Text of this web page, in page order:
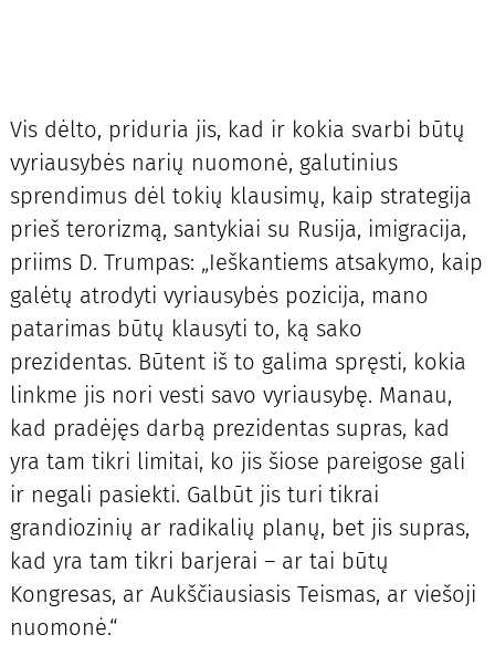
Vis dėlto, priduria jis, kad ir kokia svarbi būtų
vyriausybės narių nuomonė, galutinius
sprendimus dėl tokių klausimų, kaip strategija
prieš terorizmą, santykiai su Rusija, imigracija,
priims D. Trumpas: „Ieškantiems atsakymo, kaip
galėtų atrodyti vyriausybės pozicija, mano
patarimas būtų klausyti to, ką sako
prezidentas. Būtent iš to galima spręsti, kokia
linkme jis nori vesti savo vyriausybę. Manau,
kad pradėjęs darbą prezidentas supras, kad
yra tam tikri limitai, ko jis šiose pareigose gali
ir negali pasiekti. Galbūt jis turi tikrai
grandiozinių ar radikalių planų, bet jis supras,
kad yra tam tikri barjerai – ar tai būtų
Kongresas, ar Aukščiausiasis Teismas, ar viešoji
nuomonė.“